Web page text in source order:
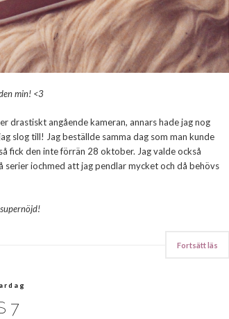
min! <3
drastiskt angående kameran, annars hade jag nog
slog till! Jag beställde samma dag som man kunde
fick den inte förrän 28 oktober. Jag valde också
iochmed att jag pendlar mycket och då behövs
Fortsätt läs
7